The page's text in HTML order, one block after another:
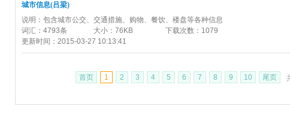
城市信息(吕梁)
说明： 包含城市公交、交通措施、购物、餐饮、楼盘等各种信息
词汇： 4793条 大小： 76KB 下载次数： 1079
更新时间： 2015-03-27 10:13:41
首页 1 2 3 4 5 6 7 8 9 10 尾页